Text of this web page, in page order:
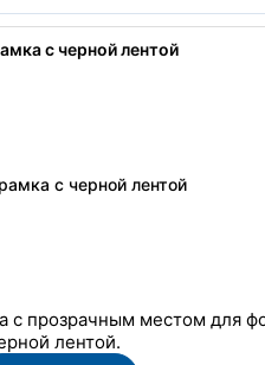
с черной лентой
с прозрачным местом для
лентой.